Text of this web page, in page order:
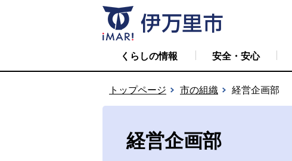
くらしの情報 安全・安心
トップページ 市の組織 経営企画部
経営企画部